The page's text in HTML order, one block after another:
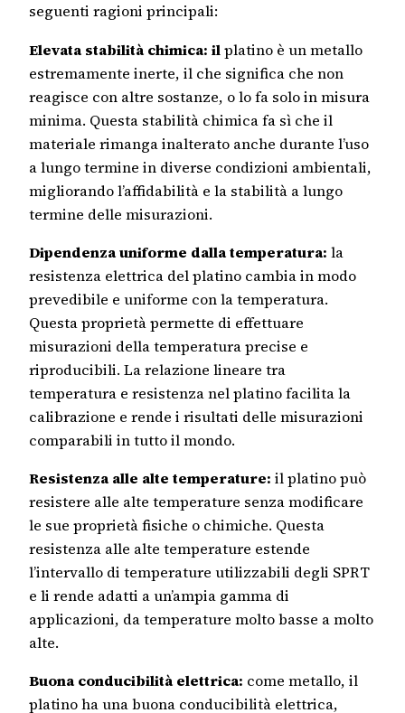
seguenti ragioni principali:
Elevata stabilità chimica: ilplatino è un metallo
estremamente inerte, il che significa che non
reagisce con altre sostanze, o lo fa solo in misura
minima. Questa stabilità chimica fa sì che il
materiale rimanga inalterato anche durante l’uso
a lungo termine in diverse condizioni ambientali,
migliorando l’affidabilità e la stabilità a lungo
termine delle misurazioni.
Dipendenza uniforme dalla temperatura: la
resistenza elettrica del platino cambia in modo
prevedibile e uniforme con la temperatura.
Questa proprietà permette di effettuare
misurazioni della temperatura precise e
riproducibili. La relazione lineare tra
temperatura e resistenza nel platino facilita la
calibrazione e rende i risultati delle misurazioni
comparabili in tutto il mondo.
Resistenza alle alte temperature: il platino può
resistere alle alte temperature senza modificare
le sue proprietà fisiche o chimiche. Questa
resistenza alle alte temperature estende
l’intervallo di temperature utilizzabili degli SPRT
e li rende adatti a un’ampia gamma di
applicazioni, da temperature molto basse a molto
alte.
Buona conducibilità elettrica: come metallo, il
platino ha una buona conducibilità elettrica,